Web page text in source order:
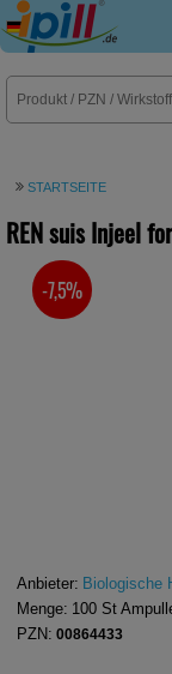
E-Rezept
STARTSEITE
REN suis Injeel
SIE SPAREN
-7,5%
Anbieter: Biologische
Menge: 100 St
PZN: 00864433